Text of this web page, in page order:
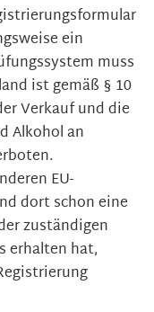
ein
muss
ist gemäß § 10
Verkauf und die
Alkohol an
EU-
dort schon eine
zuständigen
erhalten hat,